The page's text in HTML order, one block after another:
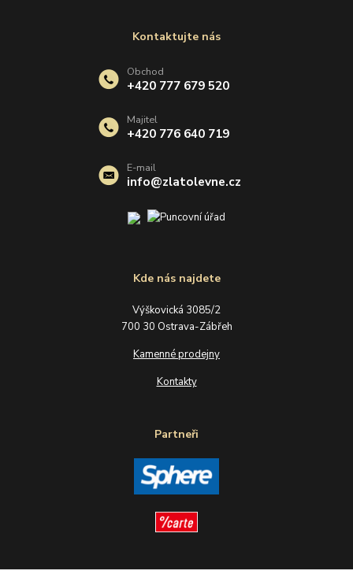
Kde nás najdete
Výškovická 3085/2
700 30 Ostrava-Zábřeh
Kamenné prodejny
Kontakty
Partneři
Kontaktujte nás
Obchod
+420 777 679 520
Majitel
+420 776 640 719
E-mail
info@zlatolevne.cz